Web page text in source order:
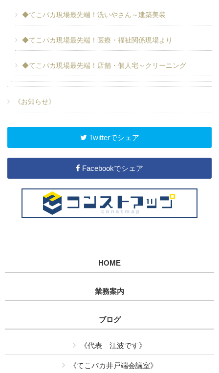
◆てこパカ現場最先端！洗いやさん～建築美装
◆てこパカ現場最先端！医療・福祉関係現場より
◆てこパカ現場最先端！店舗・個人宅～クリーニング
《お知らせ》
Twitterでシェア
Facebookでシェア
HOME
業務案内
ブログ
《代表 江波です》
《てこパカ井戸端会議室》